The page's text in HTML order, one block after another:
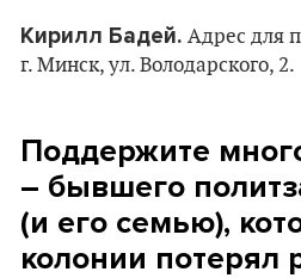
Кирилл Бадей. Адрес для
г. Минск, ул. Володарского, 2.
Поддержите
– бывшего
(и его семью),
колонии потерял